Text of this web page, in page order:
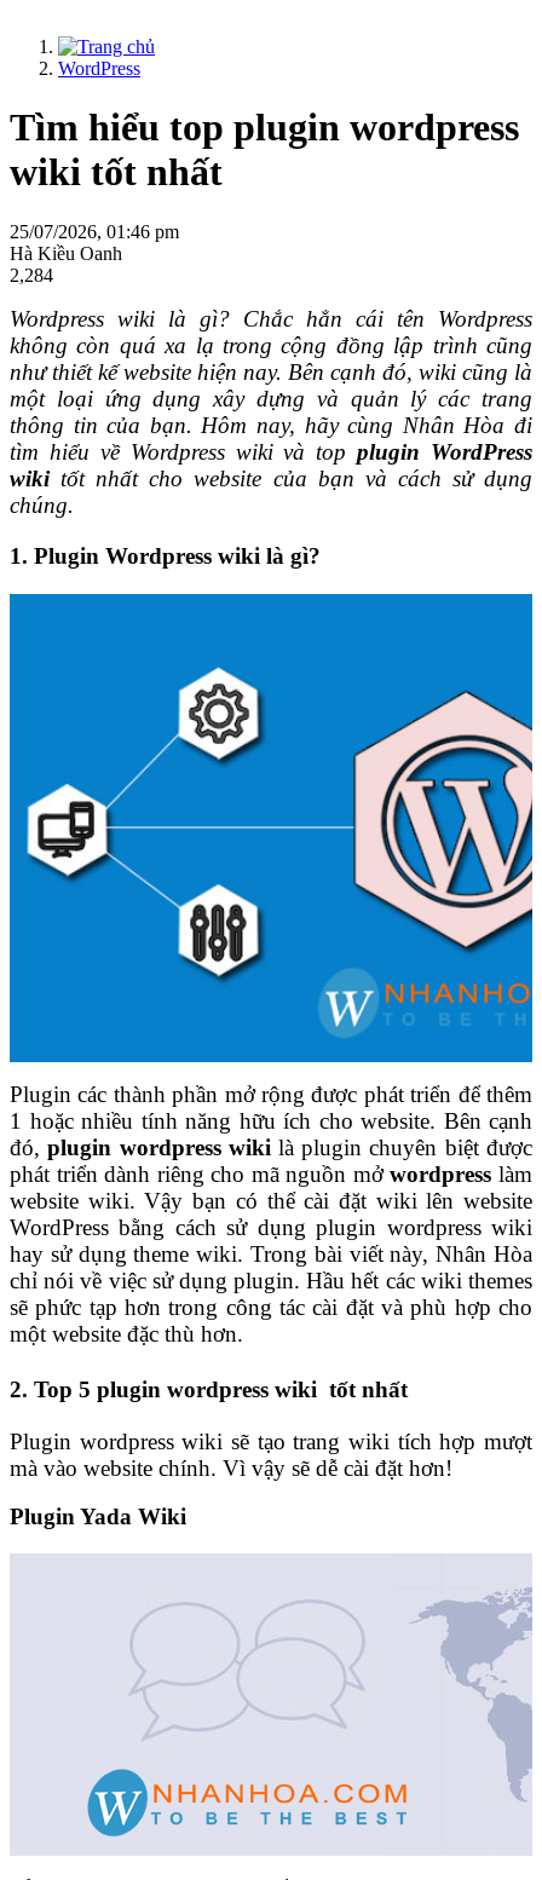
WordPress
Tìm hiểu top plugin wordpress
wiki tốt nhất
25/07/2026, 01:46 pm
Hà Kiều Oanh
2,284
Wordpress wiki là gì? Chắc hẳn cái tên Wordpress
không còn quá xa lạ trong cộng đồng lập trình cũng
như thiết kế website hiện nay. Bên cạnh đó, wiki cũng là
một loại ứng dụng xây dựng và quản lý các trang
thông tin của bạn. Hôm nay, hãy cùng Nhân Hòa đi
tìm hiểu về Wordpress wiki và topplugin WordPress
wikitốt nhất cho website của bạn và cách sử dụng
chúng.
1. Plugin Wordpress wiki là gì?
Plugincác thành phần mở rộng được phát triển để thêm
1 hoặc nhiều tính năng hữu ích cho website. Bên cạnh
đó,plugin wordpress wiki là plugin chuyên biệt được
phát triển dành riêng cho mã nguồn mởwordpress làm
website wiki.Vậy bạn có thể cài đặt wiki lên website
WordPress bằng cách sử dụng plugin wordpress wiki
hay sử dụng theme wiki. Trong bài viết này, Nhân Hòa
chỉ nói về việc sử dụng plugin. Hầu hết các wiki themes
sẽ phức tạp hơn trong công tác cài đặt và phù hợp cho
một website đặc thù hơn.
2. Top 5 plugin wordpress wiki tốt nhất
Plugin wordpress wiki sẽ tạo trang wiki tích hợp mượt
mà vào website chính. Vì vậy sẽ dễ cài đặt hơn!
Plugin Yada Wiki